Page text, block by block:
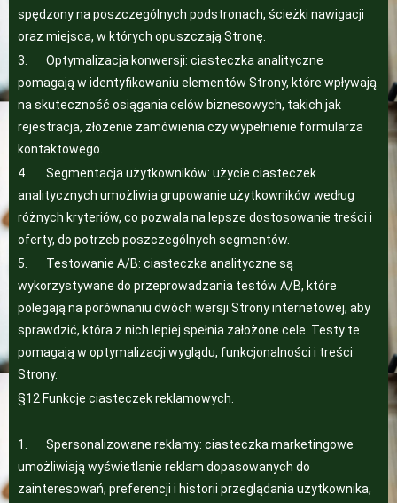
spędzony na poszczególnych podstronach, ścieżki nawigacji
oraz miejsca, w których opuszczają Stronę.
3. Optymalizacja konwersji: ciasteczka analityczne
pomagają w identyfikowaniu elementów Strony, które wpływają
na skuteczność osiągania celów biznesowych, takich jak
rejestracja, złożenie zamówienia czy wypełnienie formularza
kontaktowego.
4. Segmentacja użytkowników: użycie ciasteczek
analitycznych umożliwia grupowanie użytkowników według
różnych kryteriów, co pozwala na lepsze dostosowanie treści i
oferty, do potrzeb poszczególnych segmentów.
5. Testowanie A/B: ciasteczka analityczne są
wykorzystywane do przeprowadzania testów A/B, które
polegają na porównaniu dwóch wersji Strony internetowej, aby
sprawdzić, która z nich lepiej spełnia założone cele. Testy te
pomagają w optymalizacji wyglądu, funkcjonalności i treści
Strony.
§12 Funkcje ciasteczek reklamowych.
1. Spersonalizowane reklamy: ciasteczka marketingowe
umożliwiają wyświetlanie reklam dopasowanych do
zainteresowań, preferencji i historii przeglądania użytkownika,